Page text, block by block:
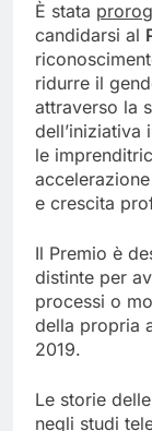
È stata
candidarsi al
ridurre il
attraverso la
dell’iniziativa
le
e crescita
Il Premio è
distinte per
processi o
della propria
2019.
Le storie
negli studi